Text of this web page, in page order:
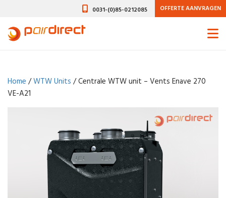
0031-(0)85-0212085 OFFERTE AANVRAGEN
Home /WTW Units / Centrale WTW unit – Vents Enave 270
VE-A21